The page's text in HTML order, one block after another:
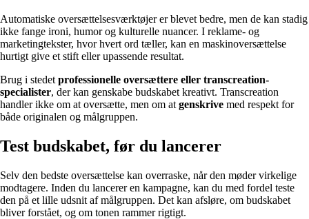
Automatiske oversættelsesværktøjer er blevet bedre, men de kan stadig
ikke fange ironi, humor og kulturelle nuancer. I reklame- og
marketingtekster, hvor hvert ord tæller, kan en maskinoversættelse
hurtigt give et stift eller upassende resultat.
Brug i stedet professionelle oversættere eller transcreation-
specialister, der kan genskabe budskabet kreativt. Transcreation
handler ikke om at oversætte, men om at genskrive med respekt for
både originalen og målgruppen.
Test budskabet, før du lancerer
Selv den bedste oversættelse kan overraske, når den møder virkelige
modtagere. Inden du lancerer en kampagne, kan du med fordel teste
den på et lille udsnit af målgruppen. Det kan afsløre, om budskabet
bliver forstået, og om tonen rammer rigtigt.